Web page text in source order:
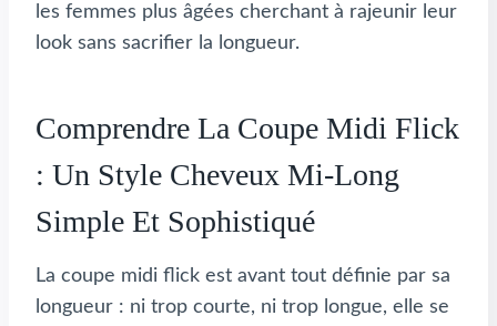
les femmes plus âgées cherchant à rajeunir leur
look sans sacrifier la longueur.
Comprendre La Coupe Midi Flick
: Un Style Cheveux Mi-Long
Simple Et Sophistiqué
La coupe midi flick est avant tout définie par sa
longueur : ni trop courte, ni trop longue, elle se